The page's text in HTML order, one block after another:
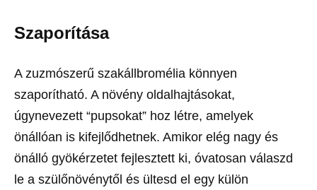
Szaporítása
A zuzmószerű szakállbromélia könnyen
szaporítható. A növény oldalhajtásokat,
úgynevezett “pupsokat” hoz létre, amelyek
önállóan is kifejlődhetnek. Amikor elég nagy és
önálló gyökérzetet fejlesztett ki, óvatosan válaszd
le a szülőnövénytől és ültesd el egy külön